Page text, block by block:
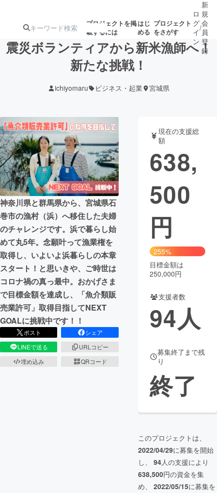
プロジェクトを掲
載するには
はじ
める
プロジェクト
をさがす
ターン
ジェクト
募集終了が近いプ
ロジェクト
アート・写真 音楽
テクノロジー・ガジェット ゲーム・サ
映像・映画
ビジネス・起業
まちづくり・地域活性化
CAMPFIRE for Social Good
CAMPFIRE Creation
CAMPFIREふるさと納税machi-ya コミュニティ
ロ
グ
イ
ン
/
新
規
会
員
登
録
震災ボランティアから新米漁師へ！
新たな挑戦！
ichiyomaru ビジネス・起業 宮城県
神奈川県と群馬県から、宮城県石
巻市の漁村（浜）へ移住した夫婦
のチャレンジです。浜で暮らし始
めて丸5年。念願叶って漁業権を
取得し、いよいよ浜暮らしの本章
スタート！と思いきや、ご時世は
コロナ禍の真っ最中。おかげさま
で目標金額を達成し、「魚介類販
売業許可」取得目指してNEXT
GOALに挑戦中です！！
ポスト
シェア
LINEで送る
URLコピー
埋め込み
QRコード
現在の支援総
額
638,
500
円
255%
目標金額は
250,000円
支援者数
94人
募集終了まで残
り
終了
このプロジェクトは、
2022/04/29に募集を開始
し、 94人の支援により
638,500円の資金を集
め、 2022/05/15に募集を